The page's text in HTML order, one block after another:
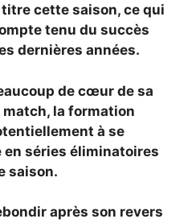
cette saison, ce qui
tenu du succès
dernières années.
de cœur de sa
la formation
à se
séries éliminatoires
saison.
après son revers